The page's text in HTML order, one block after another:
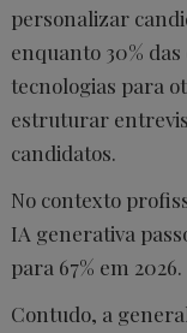
personalizar
enquanto 30%
tecnologias para
estruturar
candidatos.
No contexto
IA generativa
para 67% em 2026.
Contudo, a